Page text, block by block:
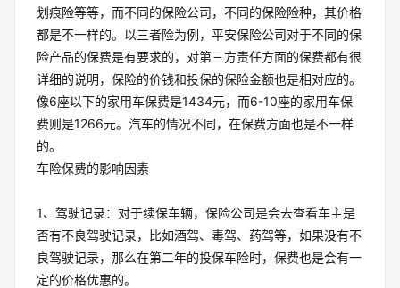
划痕险等等，而不同的保险公司，不同的保险险种，其价格
都是不一样的。以三者险为例，平安保险公司对于不同的保
险产品的保费是有要求的，对第三方责任方面的保费都有很
详细的说明，保险的价钱和投保的保险金额也是相对应的。
像6座以下的家用车保费是1434元，而6-10座的家用车保
费则是1266元。汽车的情况不同，在保费方面也是不一样
的。
车险保费的影响因素
1、驾驶记录：对于续保车辆，保险公司是会去查看车主是
否有不良驾驶记录，比如酒驾、毒驾、药驾等，如果没有不
良驾驶记录，那么在第二年的投保车险时，保费也是会有一
定的价格优惠的。